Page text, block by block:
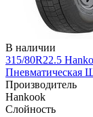
В наличии
315/80R22.5
Пневматическая
Производитель
Hankook
Слойность